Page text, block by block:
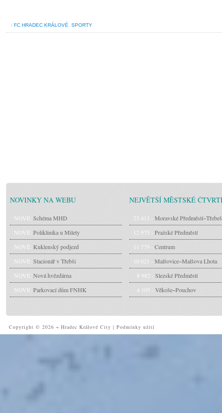
/ FC HRADEC KRÁLOVÉ SPORTY
NOVINKY NA WEBU
NOVÉ: Schéma MHD
NOVÉ: Poliklinika u Milety
NOVÉ: Kuklenský podjezd
NOVÉ: Stacionář v Třebši
NOVÉ: Nová hvězdárna
NOVÉ: Parkovací dům FNHK
NEJVĚTŠÍ MĚSTSKÉ
23 413 - Moravské Předměstí~Třebeš
12 975 - Pražské Předměstí
11 779 - Centrum
10 021 - Malšovice~Malšova Lhota
8 982 - Slezské Předměstí
4 105 - Věkoše~Pouchov
Copyright © 2026 ~ Hradec Králové City | Podmínky užití